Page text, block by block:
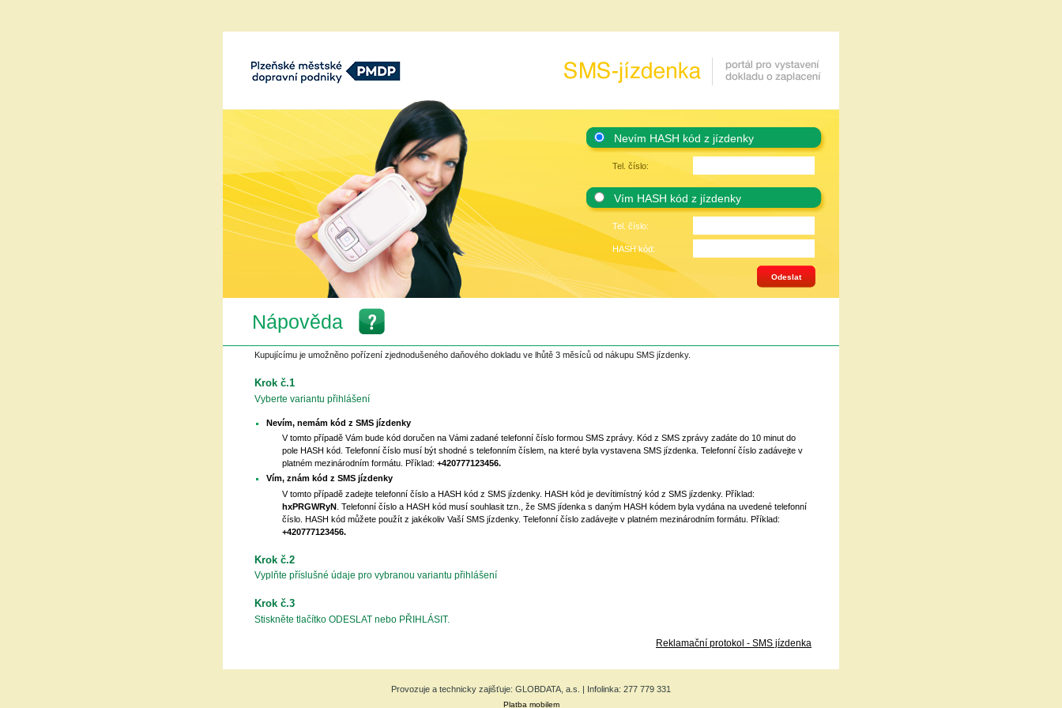
a.s.
Nevím HASH kód z jízdenky
Tel. číslo:
Vím HASH kód z jízdenky
Tel. číslo:
HASH kód:
Nápověda
Kupujícímu je umožněno pořízení zjednodušeného daňového dokladu ve lhůtě 3 měsíců od nákupu SMS jízdenky.
Krok č.1
Vyberte variantu přihlášení
Nevím, nemám kód z SMS jízdenky
V tomto případě Vám bude kód doručen na Vámi zadané telefonní číslo formou SMS zprávy. Kód z SMS zprávy zadáte do 10 minut do
pole HASH kód. Telefonní číslo musí být shodné s telefonním číslem, na které byla vystavena SMS jízdenka. Telefonní číslo zadávejte v
platném mezinárodním formátu. Příklad: +420777123456.
Vím, znám kód z SMS jízdenky
V tomto případě zadejte telefonní číslo a HASH kód z SMS jízdenky. HASH kód je devítimístný kód z SMS jízdenky. Příklad:
hxPRGWRyN . Telefonní číslo a HASH kód musí souhlasit tzn., že SMS jídenka s daným HASH kódem byla vydána na uvedené telefonní
číslo. HASH kód můžete použít z jakékoliv Vaší SMS jízdenky. Telefonní číslo zadávejte v platném mezinárodním formátu. Příklad:
+420777123456.
Krok č.2
Vyplňte příslušné údaje pro vybranou variantu přihlášení
Krok č.3
Stiskněte tlačítko ODESLAT nebo PŘIHLÁSIT.
Reklamační protokol - SMS jízdenka
Provozuje a technicky zajišťuje: GLOBDATA, a.s. | Infolinka: 277 779 331
Platba mobilem